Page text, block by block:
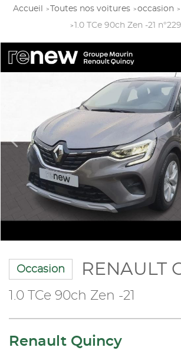
Accueil Toutes nos voitures occasion
1.0 TCe 90ch Zen -21
Occasion RENAULT
1.0 TCe 90ch Zen -21
Renault Quincy